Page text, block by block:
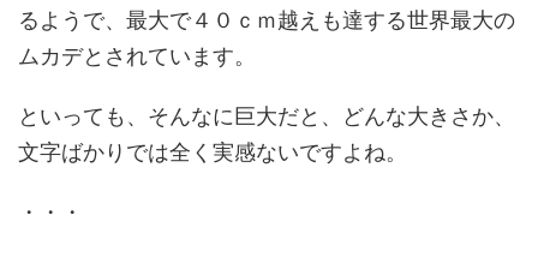
るようで、最大で４０ｃｍ越えも達する世界最大の
ムカデとされています。
といっても、そんなに巨大だと、どんな大きさか、
文字ばかりでは全く実感ないですよね。
・・・